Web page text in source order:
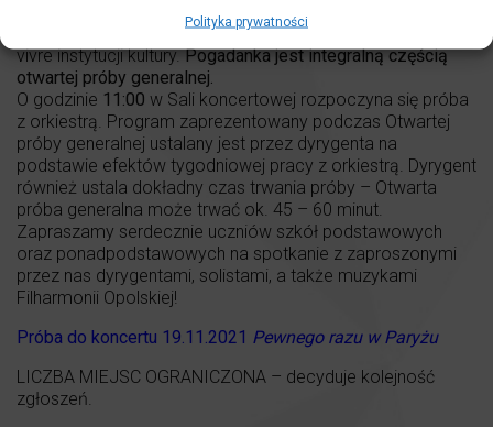
Polityka prywatności
spotkanie pogadanką nt. prezentowanego podczas próby
generalnej programu, jak również przedstawiamy savoir
vivre instytucji kultury.Pogadanka jest integralną częścią
otwartej próby generalnej.
O godzinie 11:00 w Sali koncertowej rozpoczyna się próba
z orkiestrą. Program zaprezentowany podczas Otwartej
próby generalnej ustalany jest przez dyrygenta na
podstawie efektów tygodniowej pracy z orkiestrą. Dyrygent
również ustala dokładny czas trwania próby – Otwarta
próba generalna może trwać ok. 45 – 60 minut.
Zapraszamy serdecznie uczniów szkół podstawowych
oraz ponadpodstawowych na spotkanie z zaproszonymi
przez nas dyrygentami, solistami, a także muzykami
Filharmonii Opolskiej!
Próba do koncertu 19.11.2021 Pewnego razu w Paryżu
LICZBA MIEJSC OGRANICZONA – decyduje kolejność
zgłoszeń.